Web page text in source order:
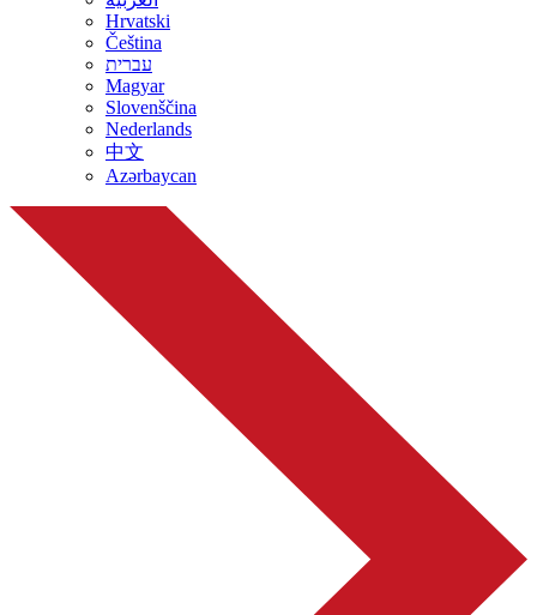
Hrvatski
Čeština
עברית
Magyar
Slovenščina
Nederlands
中文
Azərbaycan